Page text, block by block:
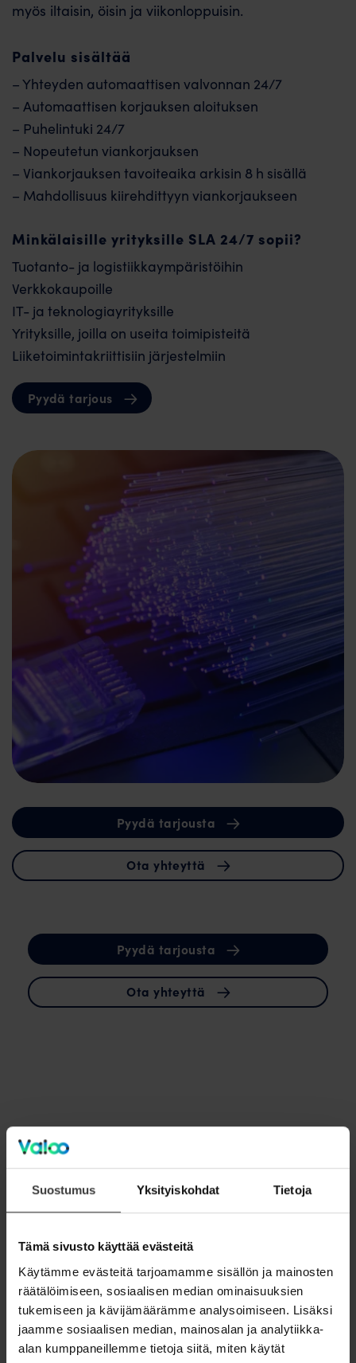
Suostumus Yksityiskohdat Tietoja
Tämä sivusto käyttää evästeitä
Käytämme evästeitä tarjoamamme sisällön ja mainosten
räätälöimiseen, sosiaalisen median ominaisuuksien
tukemiseen ja kävijämäärämme analysoimiseen. Lisäksi
jaamme sosiaalisen median, mainosalan ja analytiikka-
alan kumppaneillemme tietoja siitä, miten käytät
myös iltaisin, öisin ja viikonloppuisin.
Palvelu sisältää
– Yhteyden automaattisen valvonnan 24/7
– Automaattisen korjauksen aloituksen
– Puhelintuki 24/7
– Nopeutetun viankorjauksen
– Viankorjauksen tavoiteaika arkisin 8 h sisällä
– Mahdollisuus kiirehdittyyn viankorjaukseen
Minkälaisille yrityksille SLA 24/7 sopii?
Tuotanto- ja logistiikkaympäristöihin
Verkkokaupoille
IT- ja teknologiayrityksille
Yrityksille, joilla on useita toimipisteitä
Liiketoimintakriittisiin järjestelmiin
Pyydä tarjous
Pyydä tarjousta
Ota yhteyttä
Pyydä tarjousta
Ota yhteyttä
Kiinnostuitko tai
haluaisitko
lisätietoja?
Ota yhteyttä